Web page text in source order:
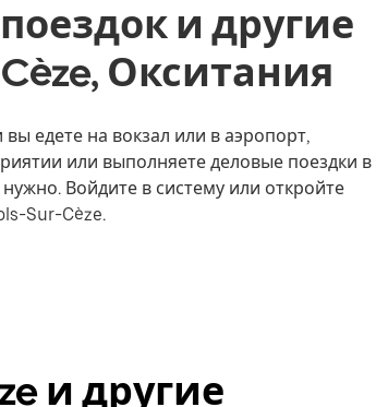
и другие
Окситания
едете на вокзал или в аэропорт,
или выполняете деловые поездки в
Войдите в систему или откройте
Sur-Cèze.
и другие